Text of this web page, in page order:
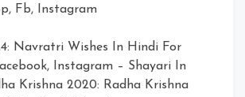
Fb, Instagram
Navratri Wishes In Hindi For
Instagram – Shayari In
Krishna 2020: Radha Krishna